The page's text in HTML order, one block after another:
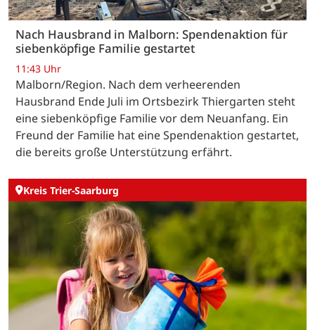
Nach Hausbrand in Malborn: Spendenaktion für
siebenköpfige Familie gestartet
11:43 Uhr
Malborn/Region. Nach dem verheerenden
Hausbrand Ende Juli im Ortsbezirk Thiergarten steht
eine siebenköpfige Familie vor dem Neuanfang. Ein
Freund der Familie hat eine Spendenaktion gestartet,
die bereits große Unterstützung erfährt.
Kreis Trier-Saarburg